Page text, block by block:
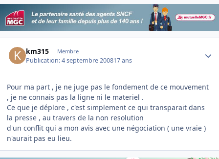
km315 Membre
Publication:4 septembre 200817 ans
Pour ma part , je ne juge pas le fondement de ce mouvement
, je ne connais pas la ligne ni le materiel .
Ce que je déplore , c'est simplement ce qui transparait dans
la presse , au travers de la non resolution
d'un conflit qui a mon avis avec une négociation ( une vraie )
n'aurait pas eu lieu.